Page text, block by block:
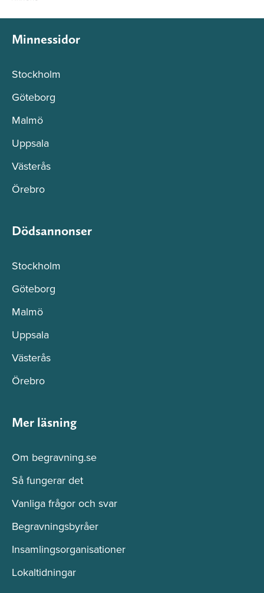
Minnessidor
Stockholm
Göteborg
Malmö
Uppsala
Västerås
Örebro
Dödsannonser
Stockholm
Göteborg
Malmö
Uppsala
Västerås
Örebro
Mer läsning
Om begravning.se
Så fungerar det
Vanliga frågor och svar
Begravningsbyråer
Insamlingsorganisationer
Lokaltidningar